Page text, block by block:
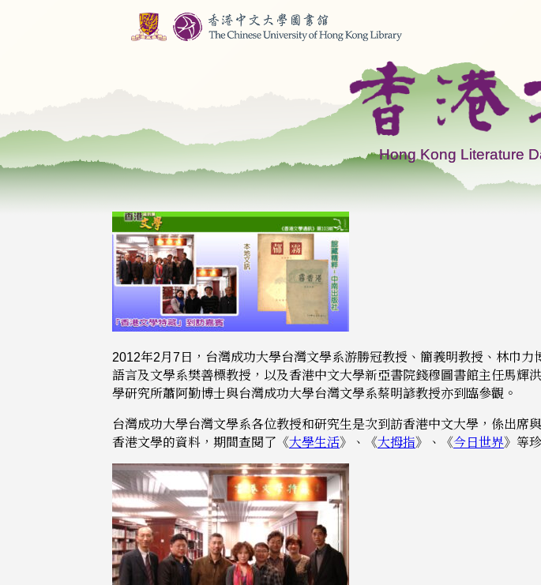
2012年2月7日，台灣成功大學台灣文學系游勝冠教授、簡義明教授、林巾
語言及文學系樊善標教授，以及香港中文大學新亞書院錢穆圖書館主任馬
學研究所蕭阿勤博士與台灣成功大學台灣文學系蔡明諺教授亦到臨參觀。
台灣成功大學台灣文學系各位教授和研究生是次到訪香港中文大學，係出
香港文學的資料，期間查閱了《大學生活》、《大拇指》、《今日世界》等